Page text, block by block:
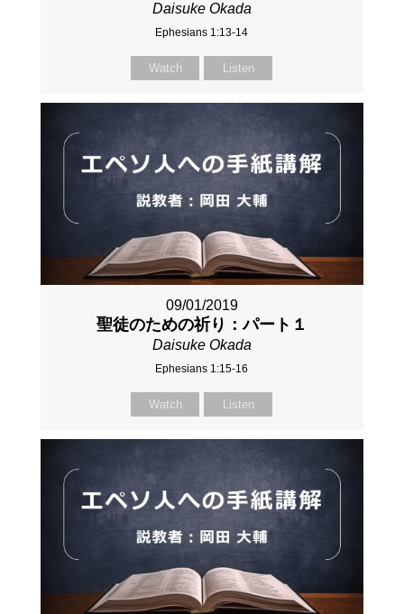
Daisuke Okada
Ephesians 1:13-14
Watch Listen
09/01/2019
聖徒のための祈り：パート１
Daisuke Okada
Ephesians 1:15-16
Watch Listen